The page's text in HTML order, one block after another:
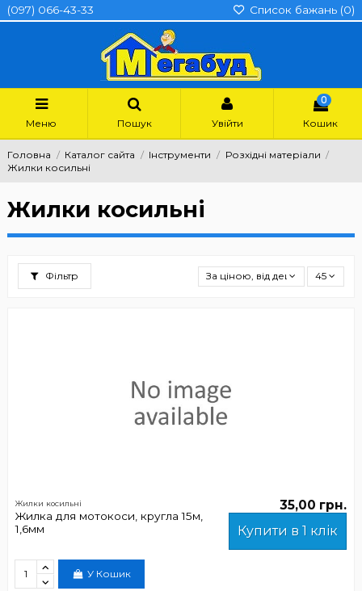
(097) 066-43-33 Список бажань (0)
Меню Пошук Увійти
0
Кошик
Головна Каталог сайта Інструменти
Розхідні матеріали
Жилки косильні
Жилки косильні
Фільтр За ціною, від дешевших
45
Жилки косильні
Жилка для мотокоси, кругла 15м,
1,6мм
35,00 грн.
Купити в 1 клік
У Кошик